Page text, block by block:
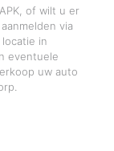
of wilt u er
via
in
eventuele
uw auto